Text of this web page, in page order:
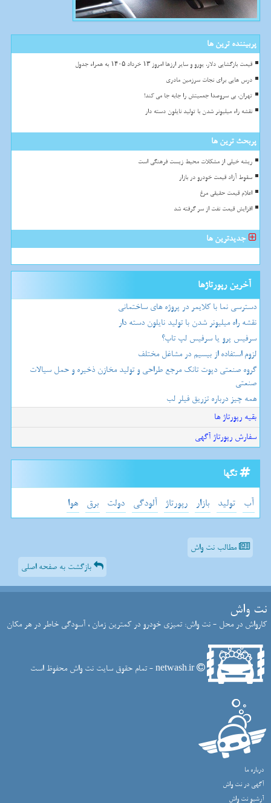
پربیننده ترین ها
قیمت بازگشایی دلار، یورو و سایر ارزها امروز ۱۳ خرداد ۱۴۰۵ به همراه جدول
درس هایی برای نجات سرزمین مادری
تهران، بی سروصدا جمعیتش را جابه جا می کند!
نقشه راه میلیونر شدن با تولید نایلون دسته دار
پربحث ترین ها
ریشه خیلی از مشکلات محیط زیست فرهنگی است
سقوط آزاد قیمت خودرو در بازار
اعلام قیمت حقیقی مرغ
افزایش قیمت نفت از سر گرفته شد
جدیدترین ها
آخرین رپورتاژها
دسترسی نما با کلایمر در پروژه های ساختمانی
نقشه راه میلیونر شدن با تولید نایلون دسته دار
سرفیس پرو یا سرفیس لپ تاپ؟
لزوم استفاده از بیسیم در مشاغل مختلف
گروه صنعتی دپوت تانک مرجع طراحی و تولید مخازن ذخیره و حمل سیالات
صنعتی
همه چیز درباره تزریق فیلر لب
بقیه رپورتاژ ها
سفارش رپورتاژ آگهی
تگها
آب تولید بازار رپورتاژ آلودگی دولت برق هوا
مطالب نت واش
بازگشت به صفحه اصلی
نت واش
کارواش در محل - نت واش: تمیزی خودرو در کمترین زمان ، آسودگی خاطر در هر مکان
netwash.ir - تمام حقوق سایت نت واش محفوظ است
درباره ما
آگهی در نت واش
آرشیو نت واش